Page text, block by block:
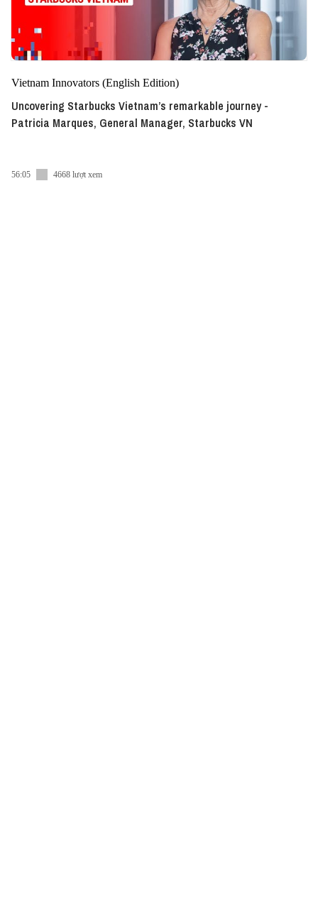
Vietnam Innovators (English Edition)
Uncovering Starbucks Vietnam’s remarkable journey -
Patricia Marques, General Manager, Starbucks VN
56:05 4668 lượt xem